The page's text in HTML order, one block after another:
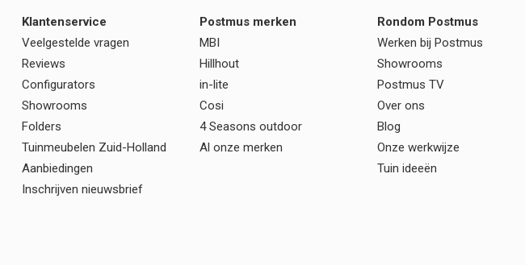
Klantenservice
Veelgestelde vragen
Reviews
Configurators
Showrooms
Folders
Tuinmeubelen Zuid-Holland
Aanbiedingen
Inschrijven nieuwsbrief
Postmus merken
MBI
Hillhout
in-lite
Cosi
4 Seasons outdoor
Al onze merken
Rondom Postmus
Werken bij Postmus
Showrooms
Postmus TV
Over ons
Blog
Onze werkwijze
Tuin ideeën